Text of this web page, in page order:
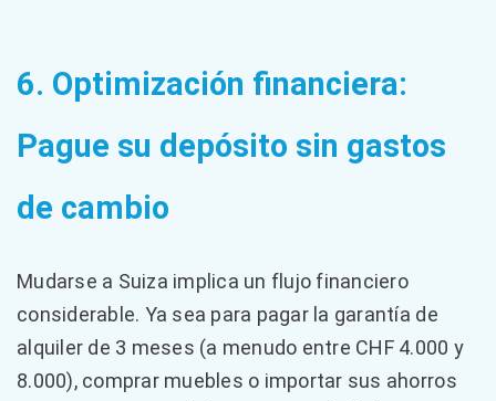
6. Optimización financiera:
Pague su depósito sin gastos
de cambio
Mudarse a Suiza implica un flujo financiero
considerable. Ya sea para pagar la garantía de
alquiler de 3 meses (a menudo entre CHF 4.000 y
8.000), comprar muebles o importar sus ahorros